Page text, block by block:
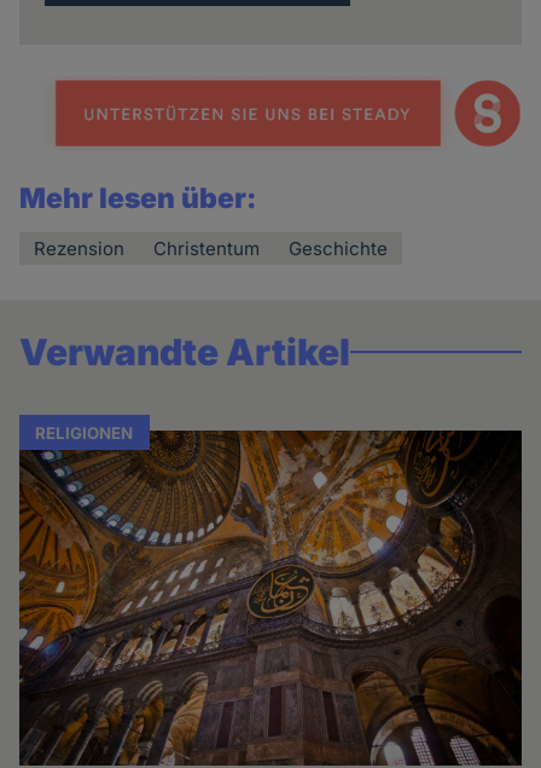
Mehr lesen über:
Rezension Christentum Geschichte
Verwandte Artikel
RELIGIONEN